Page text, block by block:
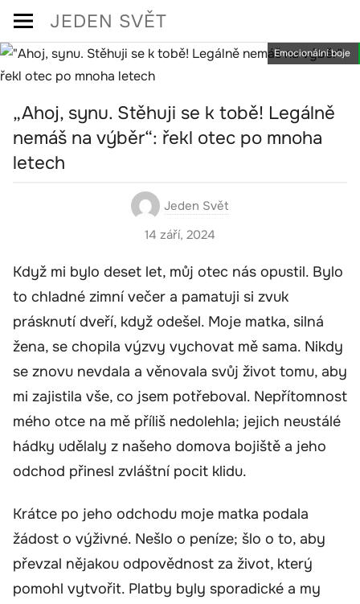
Skip
content
JEDEN SVĚT
Emocionální boje
„Ahoj, synu. Stěhuji se k tobě! Legálně
nemáš na výběr“: řekl otec po mnoha
letech
Jeden Svět
14 září, 2024
Když mi bylo deset let, můj otec nás opustil. Bylo
to chladné zimní večer a pamatuji si zvuk
prásknutí dveří, když odešel. Moje matka, silná
žena, se chopila výzvy vychovat mě sama. Nikdy
se znovu nevdala a věnovala svůj život tomu, aby
mi zajistila vše, co jsem potřeboval. Nepřítomnost
mého otce na mě příliš nedolehla; jejich neustálé
hádky udělaly z našeho domova bojiště a jeho
odchod přinesl zvláštní pocit klidu.
Krátce po jeho odchodu moje matka podala
žádost o výživné. Nešlo o peníze; šlo o to, aby
převzal nějakou odpovědnost za život, který
pomohl vytvořit. Platby byly sporadické a my